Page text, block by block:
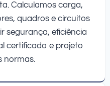
Calculamos carga,
quadros e circuitos
segurança, eficiência
certificado e projeto
normas.